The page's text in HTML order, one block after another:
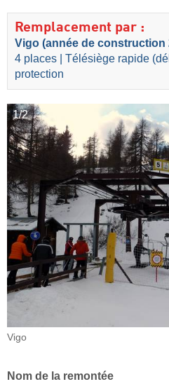
Remplacement par :
Vigo (année de construction
4 places | Télésiège rapide
protection
1/2
Vigo
Nom de la remontée